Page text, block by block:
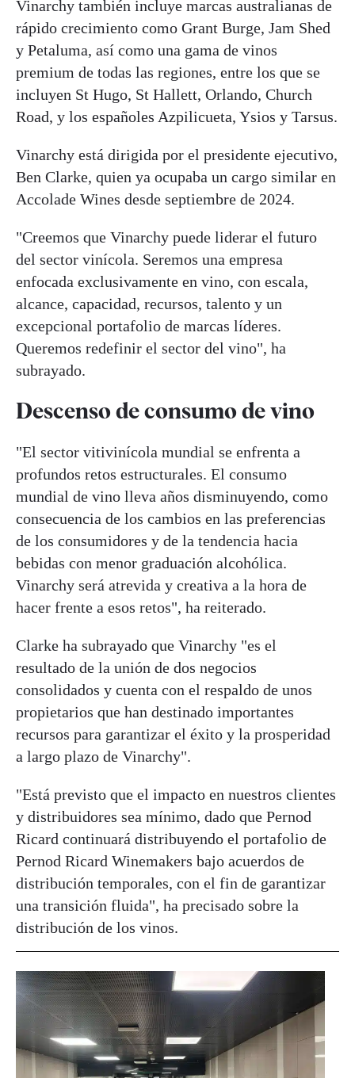
Vinarchy también incluye marcas australianas de
rápido crecimiento como Grant Burge, Jam Shed
y Petaluma, así como una gama de vinos
premium de todas las regiones, entre los que se
incluyen St Hugo, St Hallett, Orlando, Church
Road, y los españoles Azpilicueta, Ysios y Tarsus.
Vinarchy está dirigida por el presidente ejecutivo,
Ben Clarke, quien ya ocupaba un cargo similar en
Accolade Wines desde septiembre de 2024.
"Creemos que Vinarchy puede liderar el futuro
del sector vinícola. Seremos una empresa
enfocada exclusivamente en vino, con escala,
alcance, capacidad, recursos, talento y un
excepcional portafolio de marcas líderes.
Queremos redefinir el sector del vino", ha
subrayado.
Descenso de consumo de vino
"El sector vitivinícola mundial se enfrenta a
profundos retos estructurales. El consumo
mundial de vino lleva años disminuyendo, como
consecuencia de los cambios en las preferencias
de los consumidores y de la tendencia hacia
bebidas con menor graduación alcohólica.
Vinarchy será atrevida y creativa a la hora de
hacer frente a esos retos", ha reiterado.
Clarke ha subrayado que Vinarchy "es el
resultado de la unión de dos negocios
consolidados y cuenta con el respaldo de unos
propietarios que han destinado importantes
recursos para garantizar el éxito y la prosperidad
a largo plazo de Vinarchy".
"Está previsto que el impacto en nuestros clientes
y distribuidores sea mínimo, dado que Pernod
Ricard continuará distribuyendo el portafolio de
Pernod Ricard Winemakers bajo acuerdos de
distribución temporales, con el fin de garantizar
una transición fluida", ha precisado sobre la
distribución de los vinos.